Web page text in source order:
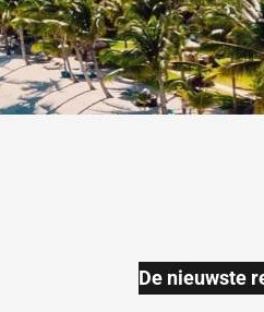
De nieuwste